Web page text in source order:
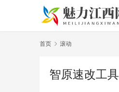
首页 滚动
智原速改工